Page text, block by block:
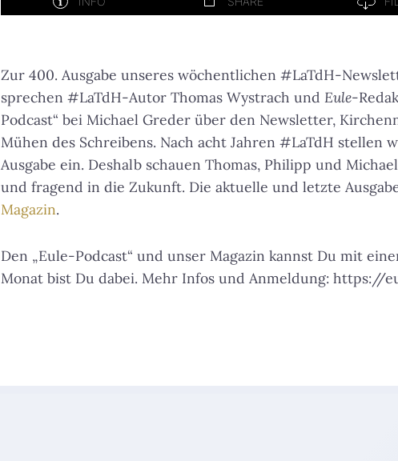
Zur 400. Ausgabe unseres wöchentlichen #LaTdH-
sprechen #LaTdH-Autor Thomas Wystrach und Eule-
Podcast“ bei Michael Greder über den Newsletter,
Mühen des Schreibens. Nach acht Jahren #LaTdH stellen
Ausgabe ein. Deshalb schauen Thomas, Philipp und
und fragend in die Zukunft. Die aktuelle und letzte
Magazin.
Den „Eule-Podcast“ und unser Magazin kannst Du mit
Monat bist Du dabei. Mehr Infos und Anmeldung: https://